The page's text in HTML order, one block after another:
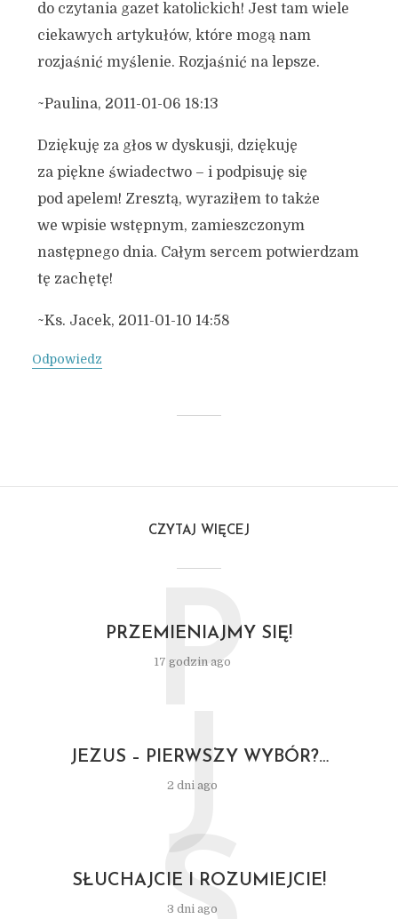
do czytania gazet katolickich! Jest tam wiele
ciekawych artykułów, które mogą nam
rozjaśnić myślenie. Rozjaśnić na lepsze.
~Paulina, 2011-01-06 18:13
Dziękuję za głos w dyskusji, dziękuję
za piękne świadectwo – i podpisuję się
pod apelem! Zresztą, wyraziłem to także
we wpisie wstępnym, zamieszczonym
następnego dnia. Całym sercem potwierdzam
tę zachętę!
~Ks. Jacek, 2011-01-10 14:58
Odpowiedz
CZYTAJ WIĘCEJ
PRZEMIENIAJMY SIĘ!
17 godzin ago
P
JEZUS – PIERWSZY WYBÓR?…
2 dni ago
J
SŁUCHAJCIE I ROZUMIEJCIE!
3 dni ago